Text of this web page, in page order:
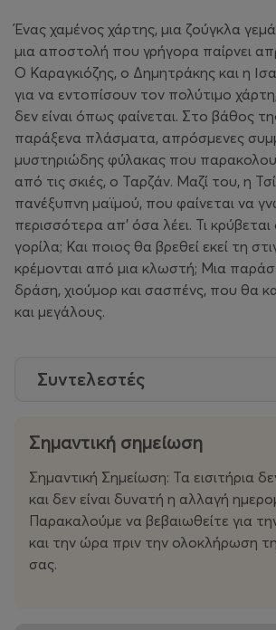
Ένας χαμένος χάρτης, μια ζούγκλα
μια αποστολή που γρήγορα παίρνει
Ο Καραγκιόζης, ο Δημητράκης και η
για να εντοπίσουν τον πολύτιμο
δεν είναι όπως φαίνεται. Στο βάθος
παράξενα πλάσματα, απρόσμενες
μυστηριώδης φύλακας που
από τις σκιές, ο Ταρζάν. Μαζί του, η
πανέξυπνη μαϊμού, που φαίνεται να
περισσότερα απ’ όσα λέει. Τι
γορίλα; Και ποιος θα βρεθεί εκεί τη
κρέμονται από μια κλωστή; Μια
δράση, χιούμορ και σασπένς, που θα
και μεγάλους.
Συντελεστές
Σημαντική σημείωση
Σημαντική Σημείωση: Τα εισιτήρια
και δεν είναι δυνατή η αλλαγή
Παρακαλούμε να βεβαιωθείτε για
και την ώρα πριν την ολοκλήρωση
σας.